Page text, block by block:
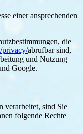
einer ansprechenden
die
privacy/abrufbar sind,
und Nutzung
Google.
verarbeitet, sind Sie
folgende Rechte